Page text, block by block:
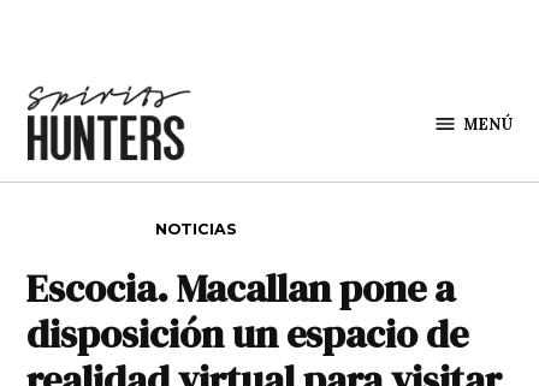
MENÚ
NOTICIAS
Escocia. Macallan pone a
disposición un espacio de